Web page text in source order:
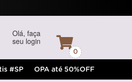
Olá, faça
seu login
0
#SP OPA até 50%OFF